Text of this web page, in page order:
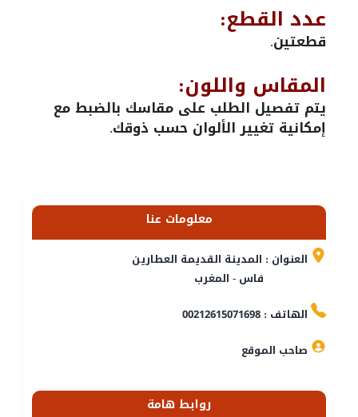
عدد القطع:
قطعتين.
المقاس واللون:
يتم تفصيل الطلب على مقاسك بالضبط مع
إمكانية تغيير الألوان حسب ذوقك.
معلومات عنا
العنوان : المدينة القديمة العطارين
فاس - المغرب
الهاتف : 00212615071698
صاحب الموقع
روابط هامة